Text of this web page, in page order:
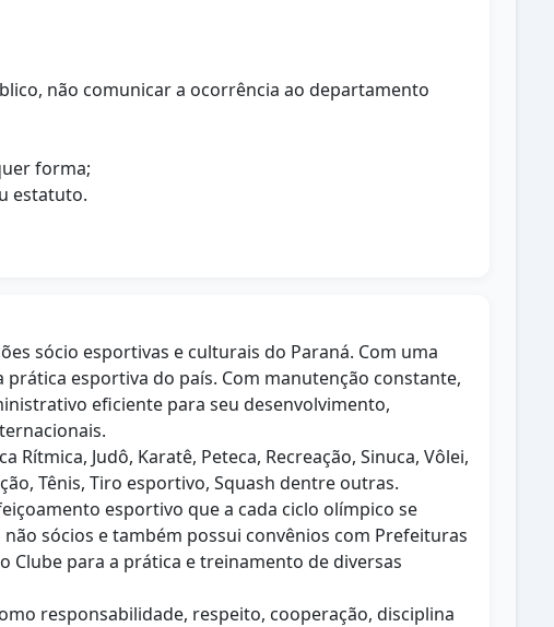
não comunicar a ocorrência ao departamento
forma;
estatuto.
sócio esportivas e culturais do Paraná. Com uma
esportiva do país. Com manutenção constante,
eficiente para seu desenvolvimento,
Judô, Karatê, Peteca, Recreação, Sinuca, Vôlei,
Tênis, Tiro esportivo, Squash dentre outras.
esportivo que a cada ciclo olímpico se
sócios e também possui convênios com Prefeituras
Clube para a prática e treinamento de diversas
responsabilidade, respeito, cooperação, disciplina